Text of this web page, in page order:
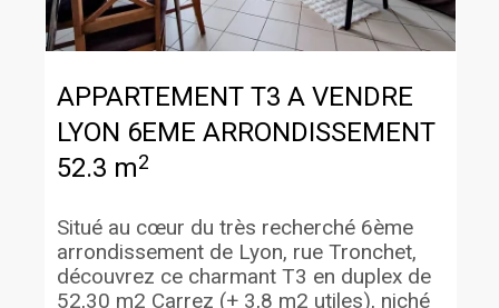
APPARTEMENT T3 A VENDRE
LYON 6EME ARRONDISSEMENT
52.3 m2
Situé au cœur du très recherché 6ème
arrondissement de Lyon, rue Tronchet,
découvrez ce charmant T3 en duplex de
52,30 m2 Carrez (+ 3,8 m2 utiles), niché